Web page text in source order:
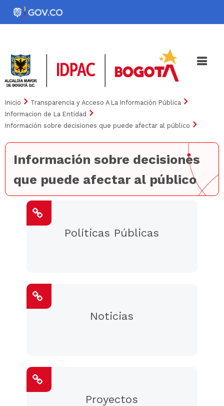
Pasar
Noticias Iniciativas
Inicio
Transparencia y Acceso A La Información Pública
Informacion de La Entidad
Información sobre decisiones que puede afectar al público
Información sobre decisiones
que puede afectar al público
Políticas Públicas
Noticias
Proyectos